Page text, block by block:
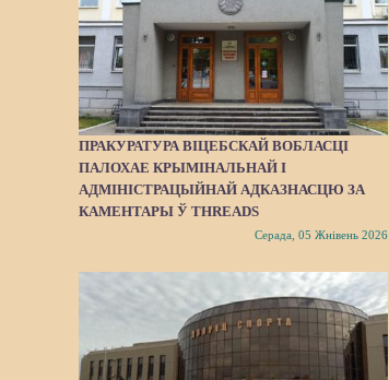
ПРАКУРАТУРА ВІЦЕБСКАЙ ВОБЛАСЦІ
ПАЛОХАЕ КРЫМІНАЛЬНАЙ І
АДМІНІСТРАЦЫЙНАЙ АДКАЗНАСЦЮ ЗА
КАМЕНТАРЫ Ў THREADS
Серада, 05 Жнівень 2026